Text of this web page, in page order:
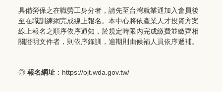
具備勞保之在職勞工身分者，請先至台灣就業通加入會員後
至在職訓練網完成線上報名。本中心將依產業人才投資方案
線上報名之順序依序通知，於規定時限內完成繳費並繳齊相
關證明文件者，則依序錄訓，逾期則由候補人員依序遞補。
◎ 報名網址 ： https://ojt.wda.gov.tw/